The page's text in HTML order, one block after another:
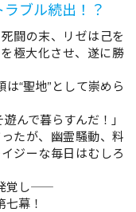
ブル続出！？
闘の末、リゼは己を
極大化させ、遂に勝
“聖地”として崇めら
んで暮らすんだ！」
たが、幽霊騒動、料
ジーな毎日はむしろ
し――
幕！